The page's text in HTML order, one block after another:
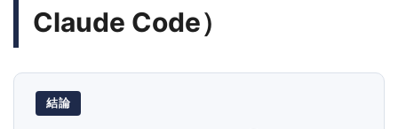
Claude Code）
結論